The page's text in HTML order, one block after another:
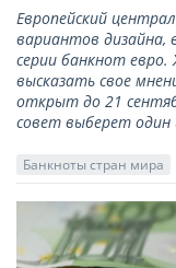
Европейский
вариантов
серии банкнот
высказать свое
открыт до 21
совет выберет один
Банкноты стран мира